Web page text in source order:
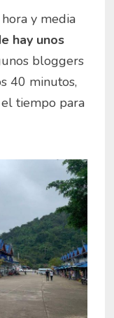
y media
hay unos
bloggers
40 minutos,
tiempo para